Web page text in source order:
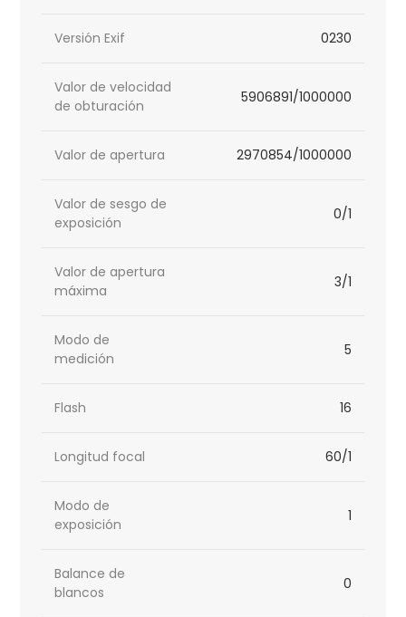
Versión Exif 0230
Valor de velocidad
de obturación
5906891/1000000
Valor de apertura 2970854/1000000
Valor de sesgo de
exposición
0/1
Valor de apertura
máxima
3/1
Modo de
medición
5
Flash 16
Longitud focal 60/1
Modo de
exposición
1
Balance de
blancos
0